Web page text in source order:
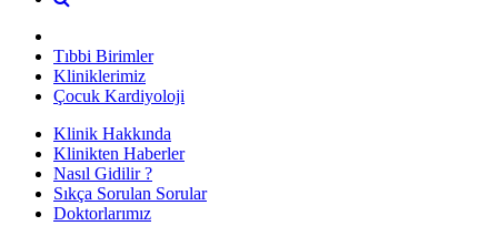
Tıbbi Birimler
Kliniklerimiz
Çocuk Kardiyoloji
Klinik Hakkında
Klinikten Haberler
Nasıl Gidilir ?
Sıkça Sorulan Sorular
Doktorlarımız